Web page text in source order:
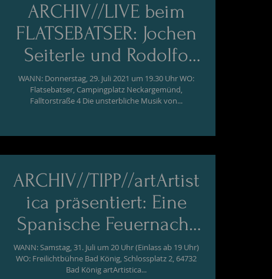
ARCHIV//LIVE beim
FLATSEBATSER: Jochen
Seiterle und Rodolfo
Lehnebach "Django-
Projekt"
WANN: Donnerstag, 29. Juli 2021 um 19.30 Uhr WO:
Flatsebatser, Campingplatz Neckargemünd,
Falltorstraße 4 Die unsterbliche Musik von...
ARCHIV//TIPP//artArtist
ica präsentiert: Eine
Spanische Feuernacht
mit Café del Mundo &
Azucena Rubio
WANN: Samstag, 31. Juli um 20 Uhr (Einlass ab 19 Uhr)
WO: Freilichtbühne Bad König, Schlossplatz 2, 64732
Bad König artArtistica...